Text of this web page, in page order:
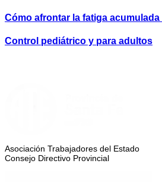
Cómo afrontar la fatiga
Control pediátrico y para adultos
Asociación Trabajadores del Estado
Consejo Directivo Provincial